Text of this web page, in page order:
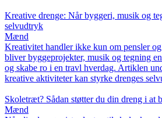
Kreative drenge: Når byggeri, musik og
selvudtryk
Mænd
Kreativitet handler ikke kun om pensler
bliver byggeprojekter, musik og tegning
og skabe ro i en travl hverdag. Artiklen
kreative aktiviteter kan styrke drenges
Skoletræt? Sådan støtter du din dreng i at
Mænd